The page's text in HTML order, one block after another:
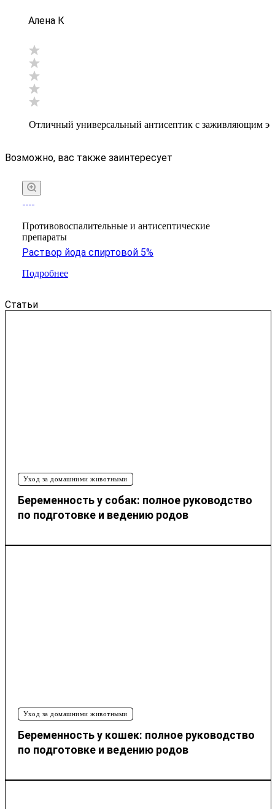
Алена К
Отличный универсальный антисептик с заживляющим
Возможно, вас также заинтересует
Противовоспалительные и антисептические
препараты
Раствор йода спиртовой 5%
Подробнее
Статьи
Уход за домашними животными
Беременность у собак: полное руководство
по подготовке и ведению родов
Уход за домашними животными
Беременность у кошек: полное руководство
по подготовке и ведению родов